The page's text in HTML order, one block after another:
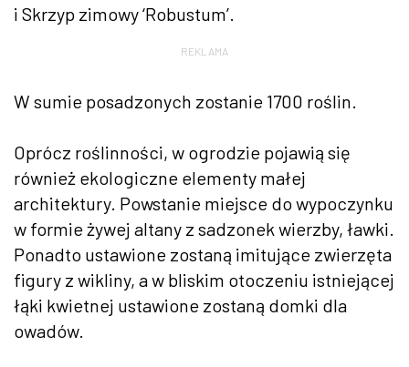
i Skrzyp zimowy ‘Robustum’.
REKLAMA
W sumie posadzonych zostanie 1700 roślin.
Oprócz roślinności, w ogrodzie pojawią się
również ekologiczne elementy małej
architektury. Powstanie miejsce do wypoczynku
w formie żywej altany z sadzonek wierzby, ławki.
Ponadto ustawione zostaną imitujące zwierzęta
figury z wikliny, a w bliskim otoczeniu istniejącej
łąki kwietnej ustawione zostaną domki dla
owadów.